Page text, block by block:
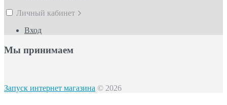
Личный кабинет
Вход
Мы принимаем
Запуск интернет магазина © 2026